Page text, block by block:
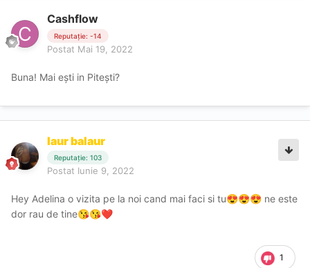
Cashflow
Reputație: -14
Postat Mai 19, 2022
Buna! Mai ești in Pitești?
laur balaur
Reputație: 103
Postat Iunie 9, 2022
Hey Adelina o vizita pe la noi cand mai faci si tu😍😍😍 ne este
dor rau de tine😘😘❤️
1